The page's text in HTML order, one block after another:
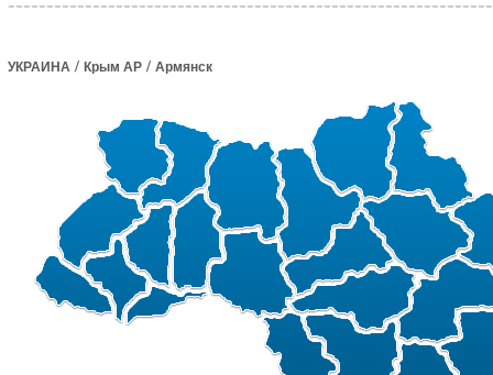
УКРАИНА / Крым АР / Армянск